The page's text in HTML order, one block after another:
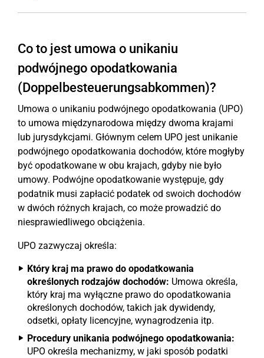
Co to jest umowa o unikaniu
podwójnego opodatkowania
(Doppelbesteuerungsabkommen)?
Umowa o unikaniu podwójnego opodatkowania (UPO)
to umowa międzynarodowa między dwoma krajami
lub jurysdykcjami. Głównym celem UPO jest unikanie
podwójnego opodatkowania dochodów, które mogłyby
być opodatkowane w obu krajach, gdyby nie było
umowy. Podwójne opodatkowanie występuje, gdy
podatnik musi zapłacić podatek od swoich dochodów
w dwóch różnych krajach, co może prowadzić do
niesprawiedliwego obciążenia.
UPO zazwyczaj określa:
Który kraj ma prawo do opodatkowania
określonych rodzajów dochodów: Umowa określa,
który kraj ma wyłączne prawo do opodatkowania
określonych dochodów, takich jak dywidendy,
odsetki, opłaty licencyjne, wynagrodzenia itp.
Procedury unikania podwójnego opodatkowania:
UPO określa mechanizmy, w jaki sposób podatki